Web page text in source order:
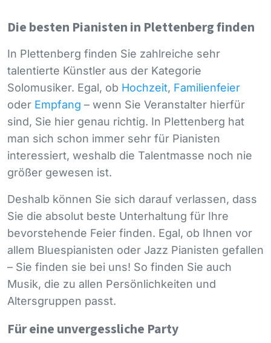
Die besten Pianisten in Plettenberg finden
In Plettenberg finden Sie zahlreiche sehr
talentierte Künstler aus der Kategorie
Solomusiker. Egal, ob Hochzeit, Familienfeier
oder Empfang – wenn Sie Veranstalter hierfür
sind, Sie hier genau richtig. In Plettenberg hat
man sich schon immer sehr für Pianisten
interessiert, weshalb die Talentmasse noch nie
größer gewesen ist.
Deshalb können Sie sich darauf verlassen, dass
Sie die absolut beste Unterhaltung für Ihre
bevorstehende Feier finden. Egal, ob Ihnen vor
allem Bluespianisten oder Jazz Pianisten gefallen
– Sie finden sie bei uns! So finden Sie auch
Musik, die zu allen Persönlichkeiten und
Altersgruppen passt.
Für eine unvergessliche Party